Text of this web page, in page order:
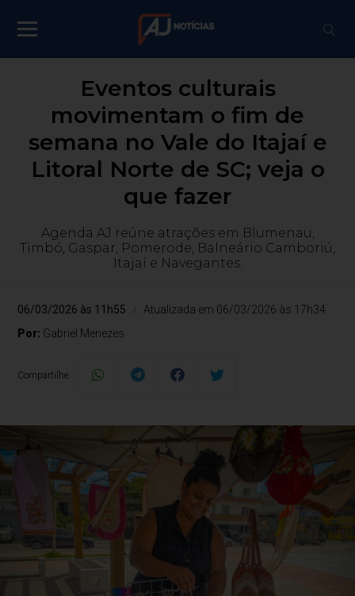
Eventos culturais
movimentam o fim de
semana no Vale do Itajaí e
Litoral Norte de SC; veja o
que fazer
Agenda AJ reúne atrações em Blumenau,
Timbó, Gaspar, Pomerode, Balneário Camboriú,
Itajaí e Navegantes.
06/03/2026 às 11h55
Atualizada em 06/03/2026 às 17h34
Por: Gabriel Menezes
Compartilhe: